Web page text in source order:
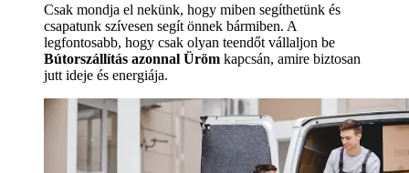
Csak mondja el nekünk, hogy miben segíthetünk és
csapatunk szívesen segít önnek bármiben. A
legfontosabb, hogy csak olyan teendőt vállaljon be
Bútorszállítás azonnal Üröm kapcsán, amire biztosan
jutt ideje és energiája.